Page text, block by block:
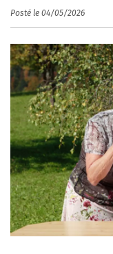
Posté le 04/05/2026